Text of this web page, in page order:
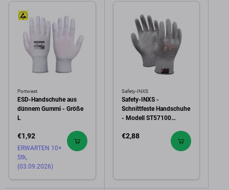
Portwest
ESD-Handschuhe aus
dünnem Gummi - Größe
L
€1,92
ERWARTEN 10+
Stk,
(03.09.2026)
Safety-INXS
Safety-INXS -
Schnittfeste Handschuhe
- Modell ST57100
€2,88